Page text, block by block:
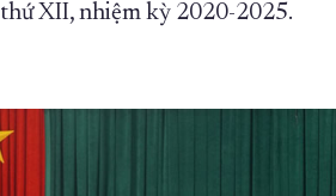
TRANG CHỦ VỀ BÁO KHÁNH HÒA
XII, nhiệm kỳ 2020-2025.